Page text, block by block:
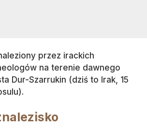
przez irackich
na terenie dawnego
Dur-Szarrukin (dziś to Irak, 15